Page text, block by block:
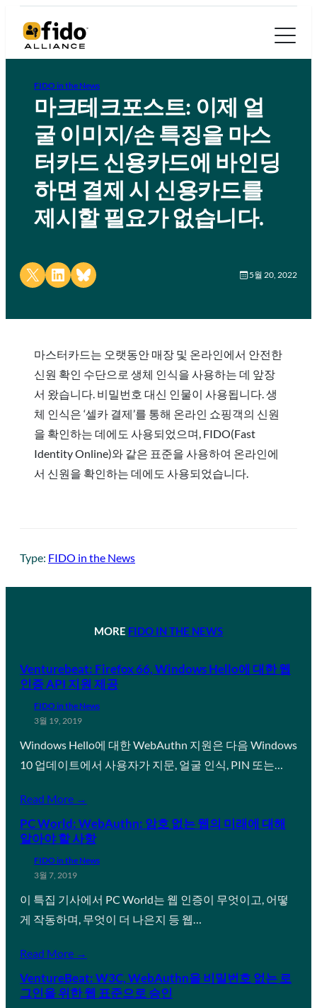
FIDO in the News
마크테크포스트: 이제 얼
굴 이미지/손 특징을 마스
터카드 신용카드에 바인딩
하면 결제 시 신용카드를
제시할 필요가 없습니다.
Share on X Share on LinkedIn
Share on Bluesky 5월 20, 2022
마스터카드는 오랫동안 매장 및 온라인에서 안전한
신원 확인 수단으로 생체 인식을 사용하는 데 앞장
서 왔습니다. 비밀번호 대신 인물이 사용됩니다. 생
체 인식은 ‘셀카 결제’를 통해 온라인 쇼핑객의 신원
을 확인하는 데에도 사용되었으며, FIDO(Fast
Identity Online)와 같은 표준을 사용하여 온라인에
서 신원을 확인하는 데에도 사용되었습니다.
Type: FIDO in the News
MORE FIDO IN THE NEWS
Venturebeat: Firefox 66, Windows Hello에 대한 웹
인증 API 지원 제공
FIDO in the News
3월 19, 2019
Windows Hello에 대한 WebAuthn 지원은 다음 Windows
10 업데이트에서 사용자가 지문, 얼굴 인식, PIN 또는…
Read More →
PC World: WebAuthn: 암호 없는 웹의 미래에 대해
알아야 할 사항
FIDO in the News
3월 7, 2019
이 특집 기사에서 PC World는 웹 인증이 무엇이고, 어떻
게 작동하며, 무엇이 더 나은지 등 웹…
Read More →
VentureBeat: W3C, WebAuthn을 비밀번호 없는 로
그인을 위한 웹 표준으로 승인